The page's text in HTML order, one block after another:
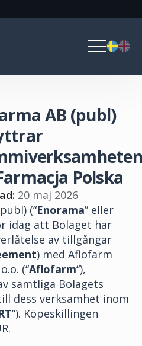
AB (publ)
Polska
20 maj 2026
(“Enorama” eller
idag att Bolaget har
av tillgångar
) med Aflofarm
(“Aflofarm“),
samtliga Bolagets
dess verksamhet inom
”). Köpeskillingen